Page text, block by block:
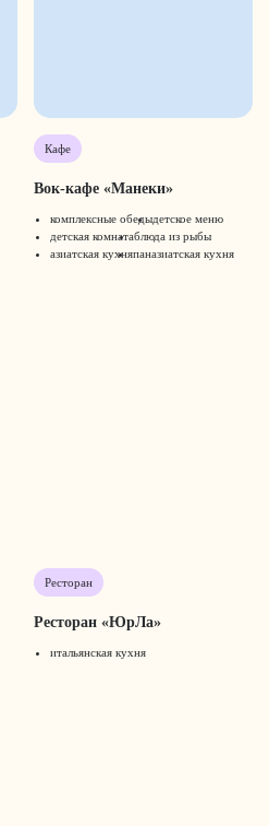
Кафе
Вок-кафе «Манеки»
комплексные обедыдетское меню
детская комнатаблюда из рыбы
азиатская кухняпаназиатская кухня
Ресторан
Ресторан «ЮрЛа»
итальянская кухня